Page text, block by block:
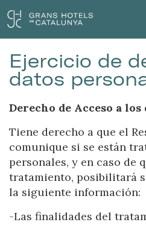
Nuestros Hoteles
Bodas
Descubre Cataluña
Mi reserva
Iniciar sesión
Ejercicio de
datos
Derecho de Acceso a los
Tiene derecho a que el
comunique si se están
personales, y en caso de
tratamiento, posibilitará
la siguiente información:
-Las finalidades del